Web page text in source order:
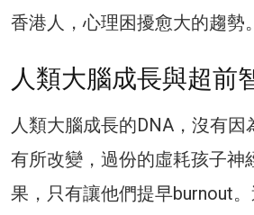
香港人，心理困擾愈大的趨勢。
人類大腦成長與超前
人類大腦成長的DNA，沒有
有所改變，過份的虛耗孩子神
果，只有讓他們提早burnout